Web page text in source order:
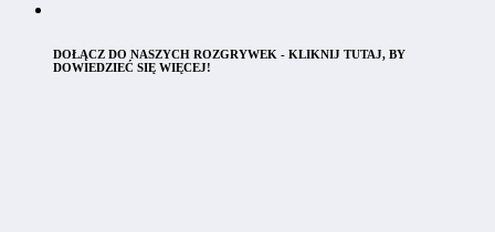
DOŁĄCZ DO NASZYCH ROZGRYWEK - KLIKNIJ TUTAJ, BY
DOWIEDZIEĆ SIĘ WIĘCEJ!